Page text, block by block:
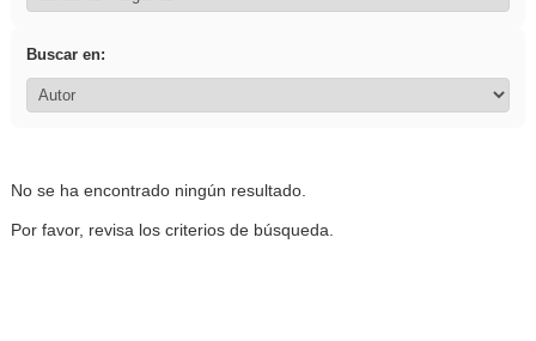
Buscar en:
No se ha encontrado ningún resultado.
Por favor, revisa los criterios de búsqueda.